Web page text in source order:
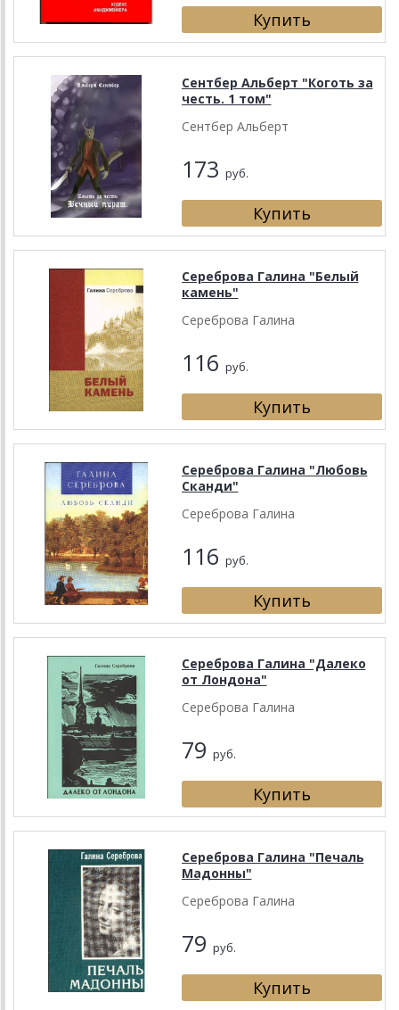
Сентбер Альберт "Коготь за
честь. 1 том"
Сентбер Альберт
173 руб.
Сереброва Галина "Белый
камень"
Сереброва Галина
116 руб.
Сереброва Галина "Любовь
Сканди"
Сереброва Галина
116 руб.
Сереброва Галина "Далеко
от Лондона"
Сереброва Галина
79 руб.
Сереброва Галина "Печаль
Мадонны"
Сереброва Галина
79 руб.